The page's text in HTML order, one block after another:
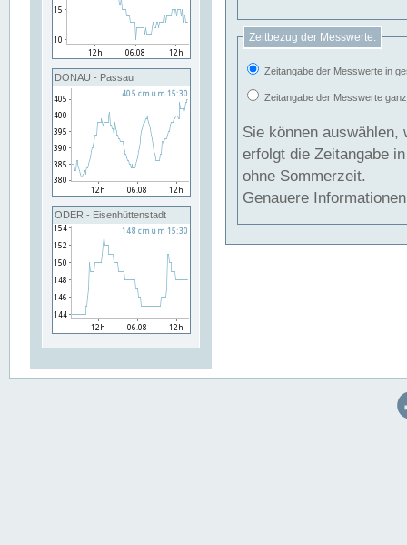
DONAU - Passau
ODER - Eisenhüttenstadt
Zeitbezug der Messwerte:
Zeitangabe der Messwerte in
Zeitangabe der Messwerte
Sie können auswählen,
erfolgt die Zeitangabe
ohne Sommerzeit.
Genauere